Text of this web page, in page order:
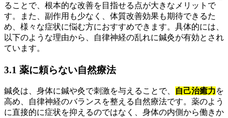
ることで、根本的な改善を目指せる点が大きなメリットで
す。また、副作用も少なく、体質改善効果も期待できるた
め、様々な症状に悩む方におすすめできます。具体的には、
以下のような理由から、自律神経の乱れに鍼灸が有効とされ
ています。
3.1 薬に頼らない自然療法
鍼灸は、身体に鍼や灸で刺激を与えることで、 自己治癒力を
高め、自律神経のバランスを整える自然療法です。薬のよう
に直接的に症状を抑えるのではなく、身体の内側から働きか